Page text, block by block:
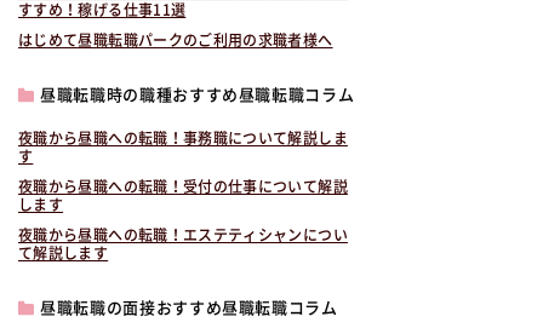
すすめ！稼げる仕事11選
はじめて昼職転職パークのご利用の求職者様へ
昼職転職時の職種おすすめ昼職転職コラム
夜職から昼職への転職！事務職について解説しま
す
夜職から昼職への転職！受付の仕事について解説
します
夜職から昼職への転職！エステティシャンについ
て解説します
昼職転職の面接おすすめ昼職転職コラム